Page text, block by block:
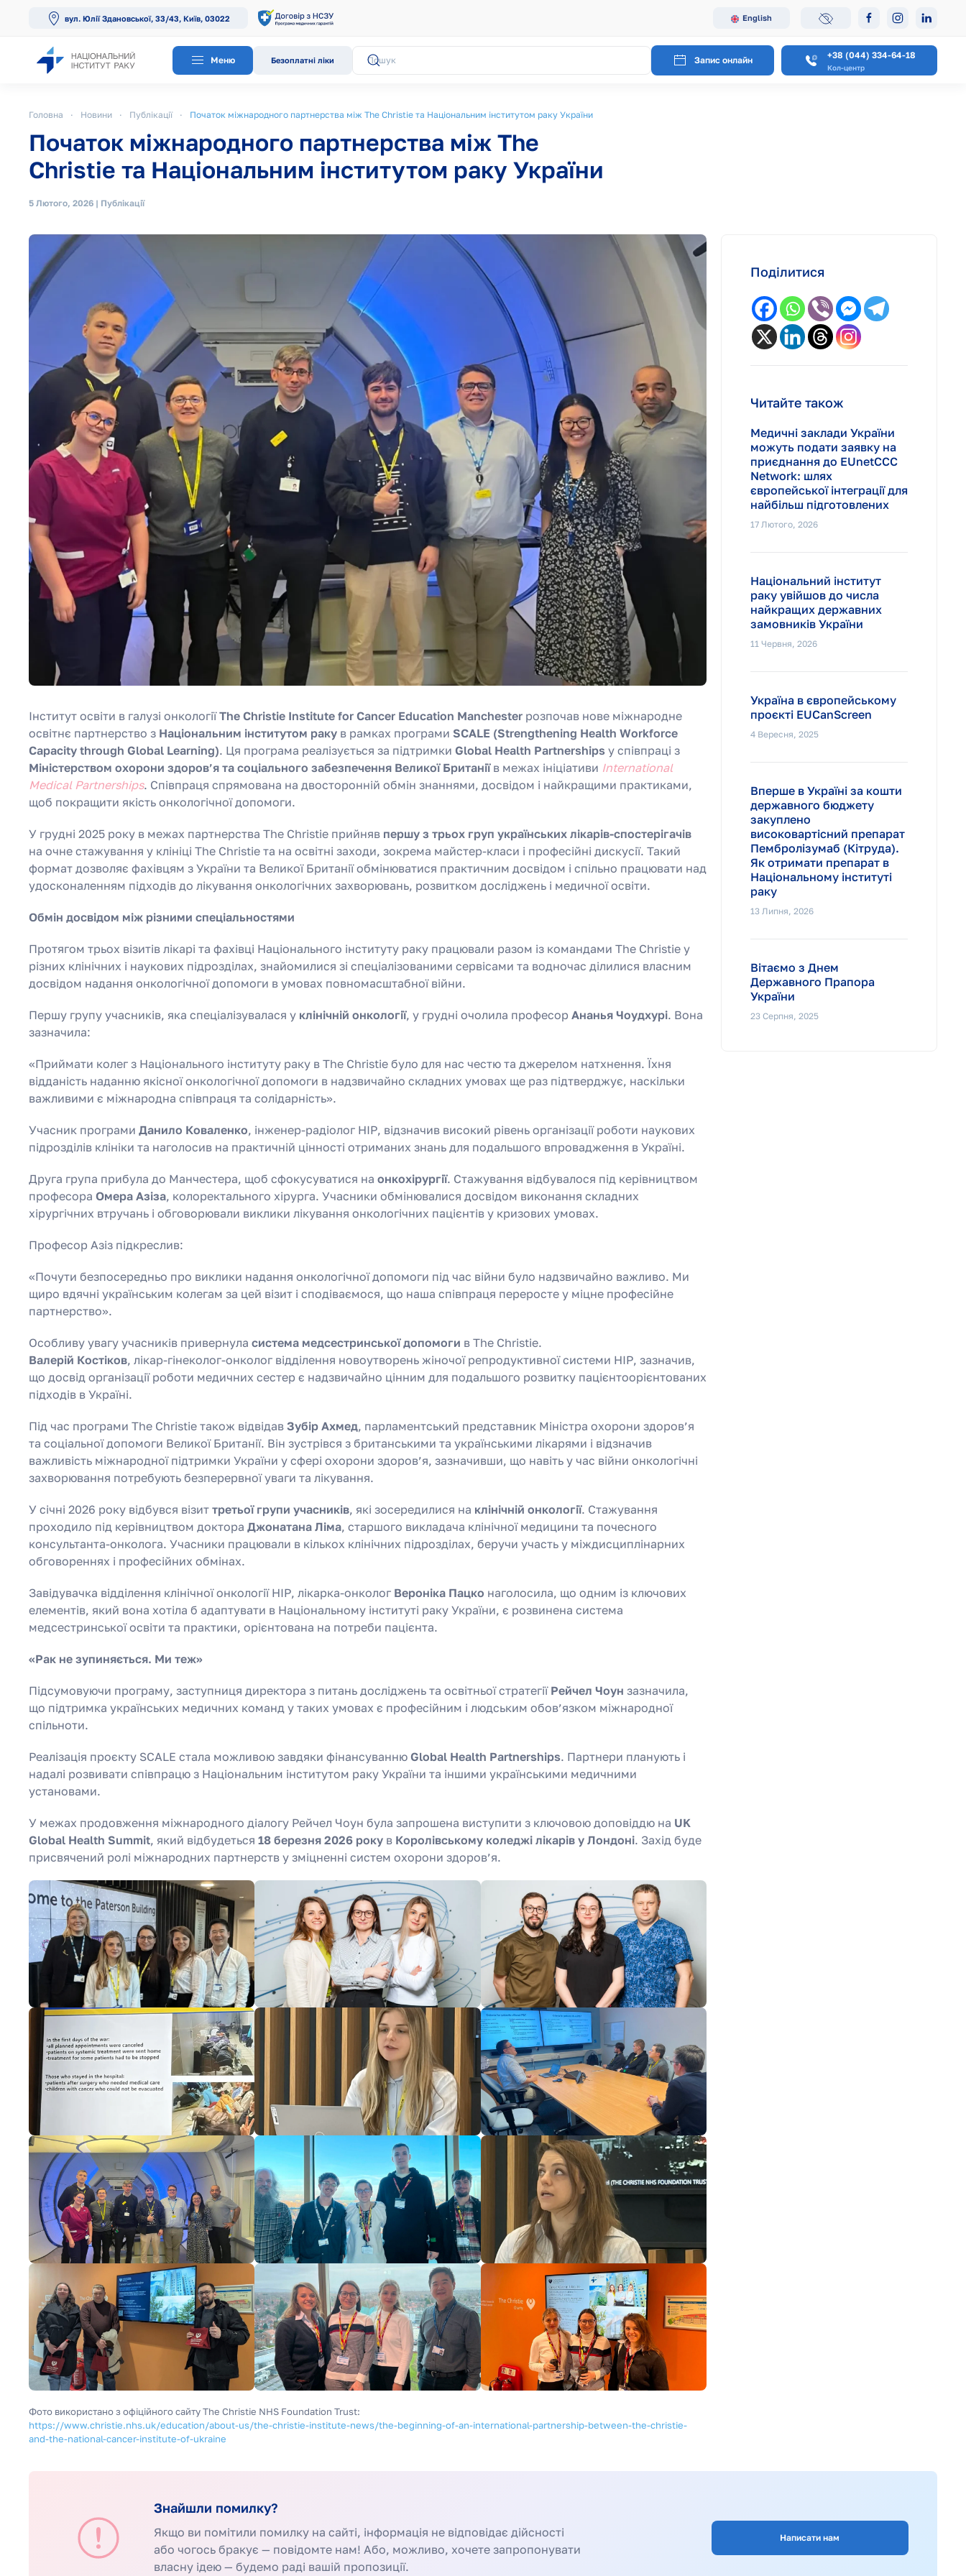
вул. Юлії Здановської, 33/43, Київ, 03022 English
Меню Безоплатні ліки Запис онлайн +38 (044) 334-64-18
Кол-центр
Головна Новини Публікації Початок міжнародного партнерства між The Christie та Національним інститутом раку України
Початок міжнародного партнерства між The
Christie та Національним інститутом раку України
5 Лютого, 2026 | Публікації
Інститут освіти в галузі онкологіїThe Christie Institute for Cancer Education Manchester розпочав нове міжнародне
освітнє партнерство з Національним інститутом раку в рамках програми SCALE (Strengthening Health Workforce
Capacity through Global Learning). Ця програма реалізується за підтримки Global Health Partnerships у співпраці з
Міністерством охорони здоров’я та соціального забезпечення Великої Британіїв межах ініціативи International
Medical Partnerships. Співпраця спрямована на двосторонній обмін знаннями, досвідом і найкращими практиками,
щоб покращити якість онкологічної допомоги.
У грудні 2025 року в межах партнерства The Christie прийняв першу з трьох груп українських лікарів-спостерігачів
на очне стажування у клініці The Christie та на освітні заходи, зокрема майстер-класи і професійні дискусії. Такий
формат дозволяє фахівцям з України та Великої Британії обмінюватися практичним досвідом і спільно працювати над
удосконаленням підходів до лікування онкологічних захворювань, розвитком досліджень і медичної освіти.
Обмін досвідом між різними спеціальностями
Протягом трьох візитів лікарі та фахівці Національного інституту раку працювали разом із командами The Christie у
різних клінічних і наукових підрозділах, знайомилися зі спеціалізованими сервісами та водночас ділилися власним
досвідом надання онкологічної допомоги в умовах повномасштабної війни.
Першу групу учасників, яка спеціалізувалася у клінічній онкології, у грудні очолила професор Ананья Чоудхурі. Вона
зазначила:
«Приймати колег з Національного інституту раку в The Christie було для нас честю та джерелом натхнення. Їхня
відданість наданню якісної онкологічної допомоги в надзвичайно складних умовах ще раз підтверджує, наскільки
важливими є міжнародна співпраця та солідарність».
Учасник програми Данило Коваленко, інженер-радiолог НІР, відзначив високий рівень організації роботи наукових
підрозділів клініки та наголосив на практичній цінності отриманих знань для подальшого впровадження в Україні.
Друга група прибула до Манчестера, щоб сфокусуватися на онкохірургії. Стажування відбувалося під керівництвом
професора Омера Азіза, колоректального хірурга. Учасники обмінювалися досвідом виконання складних
хірургічних втручань і обговорювали виклики лікування онкологічних пацієнтів у кризових умовах.
Професор Азіз підкреслив:
«Почути безпосередньо про виклики надання онкологічної допомоги під час війни було надзвичайно важливо. Ми
щиро вдячні українським колегам за цей візит і сподіваємося, що наша співпраця переросте у міцне професійне
партнерство».
Особливу увагу учасників привернула система медсестринської допомоги в The Christie.
Валерій Костіков, лікар-гінеколог-онколог відділення новоутворень жіночої репродуктивної системи НІР, зазначив,
що досвід організації роботи медичних сестер є надзвичайно цінним для подальшого розвитку пацієнтоорієнтованих
підходів в Україні.
Під час програми The Christie також відвідав Зубір Ахмед, парламентський представник Міністра охорони здоров’я
та соціальної допомоги Великої Британії. Він зустрівся з британськими та українськими лікарями і відзначив
важливість міжнародної підтримки України у сфері охорони здоров’я, зазначивши, що навіть у час війни онкологічні
захворювання потребують безперервної уваги та лікування.
У січні 2026 року відбувся візит третьої групи учасників, які зосередилися на клінічній онкології. Стажування
проходило під керівництвом доктора Джонатана Ліма, старшого викладача клінічної медицини та почесного
консультанта-онколога. Учасники працювали в кількох клінічних підрозділах, беручи участь у міждисциплінарних
обговореннях і професійних обмінах.
Завідувачка відділення клінічної онкології НІР, лікарка-онколог Вероніка Пацко наголосила, що одним із ключових
елементів, який вона хотіла б адаптувати в Національному інституті раку України, є розвинена система
медсестринської освіти та практики, орієнтована на потреби пацієнта.
«Рак не зупиняється. Ми теж»
Підсумовуючи програму, заступниця директора з питань досліджень та освітньої стратегії Рейчел Чоун зазначила,
що підтримка українських медичних команд у таких умовах є професійним і людським обов’язком міжнародної
спільноти.
Реалізація проєкту SCALE стала можливою завдяки фінансуванню Global Health Partnerships. Партнери планують і
надалі розвивати співпрацю з Національним інститутом раку України та іншими українськими медичними
установами.
У межах продовження міжнародного діалогу Рейчел Чоун була запрошена виступити з ключовою доповіддю на UK
Global Health Summit, який відбудеться 18 березня 2026 року в Королівському коледжі лікарів у Лондоні. Захід буде
присвячений ролі міжнародних партнерств у зміцненні систем охорони здоров’я.
Фото використано з офіційного сайту The Christie NHS Foundation Trust:
https://www.christie.nhs.uk/education/about-us/the-christie-institute-news/the-beginning-of-an-international-partnership-between-the-christie-
and-the-national-cancer-institute-of-ukraine
Поділитися
Читайте також
Медичні заклади України
можуть подати заявку на
приєднання до EUnetCCC
Network: шлях
європейської інтеграції для
найбільш підготовлених
17 Лютого, 2026
Національний інститут
раку увійшов до числа
найкращих державних
замовників України
11 Червня, 2026
Україна в європейському
проєкті EUCanScreen
4 Вересня, 2025
Вперше в Україні за кошти
державного бюджету
закуплено
високовартісний препарат
Пембролізумаб (Кітруда).
Як отримати препарат в
Національному інституті
раку
13 Липня, 2026
Вітаємо з Днем
Державного Прапора
України
23 Серпня, 2025
Знайшли помилку?
Якщо ви помітили помилку на сайті, інформація не відповідає дійсності
або чогось бракує — повідомте нам! Або, можливо, хочете запропонувати
власну ідею — будемо раді вашій пропозиції.
Написати нам